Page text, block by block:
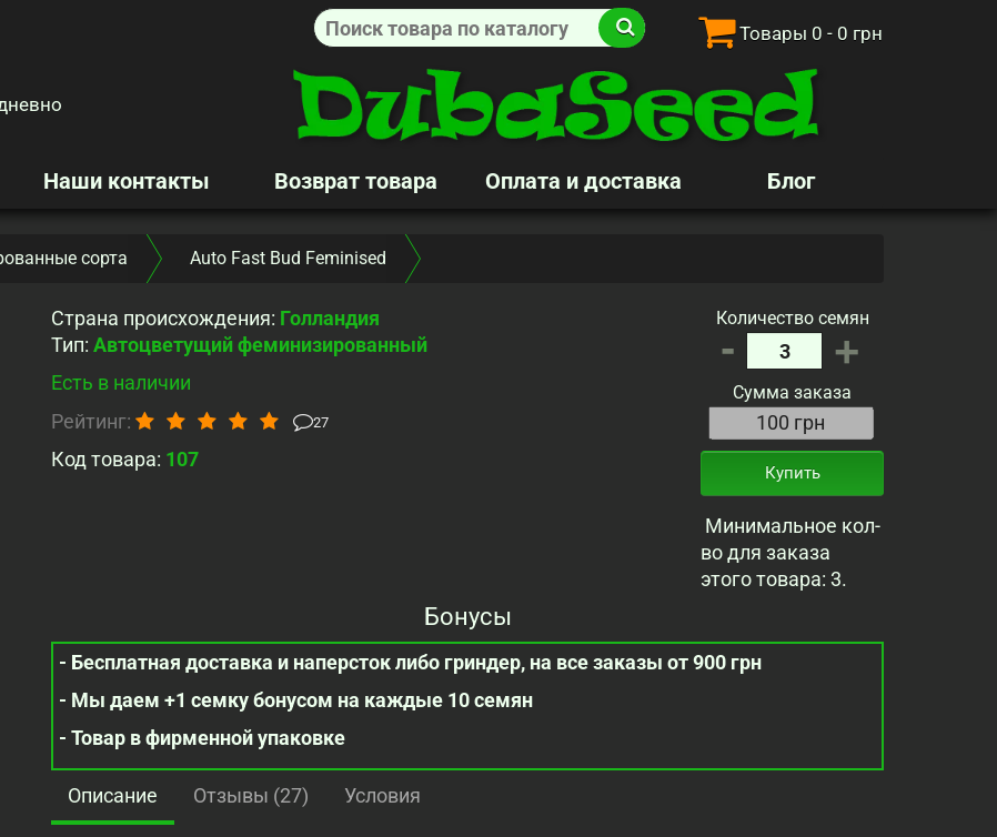
Товары 0 - 0 грн
Наши контакты Возврат товара Оплата и доставка Блог
сорта Auto Fast Bud Feminised
Страна происхождения: Голландия
Тип: Автоцветущий феминизированный
Есть в наличии
Рейтинг:
27
Код товара: 107
Количество семян
- +
Сумма заказа
Купить
Минимальное кол-
во для заказа
этого товара: 3.
Бонусы
- Бесплатная доставка и наперсток либо гриндер, на все заказы от 900 грн
- Мы даем +1 семку бонусом на каждые 10 семян
- Товар в фирменной упаковке
Описание Отзывы (27) Условия